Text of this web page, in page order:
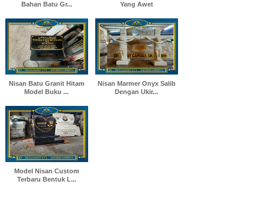
Bahan Batu Gr...
Yang Awet
Nisan Batu Granit Hitam
Model Buku ...
Nisan Marmer Onyx Salib
Dengan Ukir...
Model Nisan Custom
Terbaru Bentuk L...